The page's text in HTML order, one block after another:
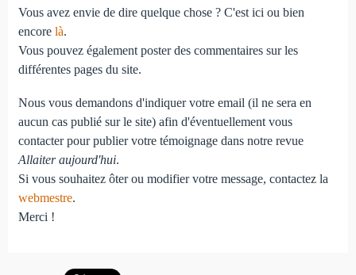
Vous avez envie de dire quelque chose ? C'est ici ou bien
encore là.
Vous pouvez également poster des commentaires sur les
différentes pages du site.
Nous vous demandons d'indiquer votre email (il ne sera en
aucun cas publié sur le site) afin d'éventuellement vous
contacter pour publier votre témoignage dans notre revue
Allaiter aujourd'hui.
Si vous souhaitez ôter ou modifier votre message, contactez la
webmestre.
Merci !